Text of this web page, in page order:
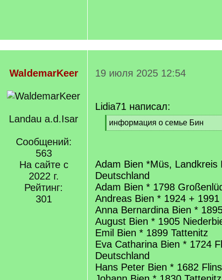
WaldemarKeer
Landau a.d.Isar
Сообщений:
563
На сайте с
2022 г.
Рейтинг:
301
19 июля 2025 12:54
Lidia71 написал:
[
q
информация о семье Бин
[
Adam Bien *Müs, Landkreis
Deutschland
Adam Bien * 1798
Andreas Bien * 1924 +
Anna Bernardina Bien *
August Bien * 1905
Emil Bien * 1899 Tattenitz
Eva Catharina Bien * 1724
Deutschland
Hans Peter Bien * 1682